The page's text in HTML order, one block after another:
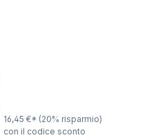
16,45 €* (20% risparmio)
con il codice sconto